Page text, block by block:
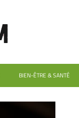
BIEN-ÊTRE & SANTÉ